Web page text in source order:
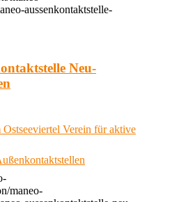
aussenkontaktstelle-
Neu-
Ostseeviertel Verein für aktive
maneo-